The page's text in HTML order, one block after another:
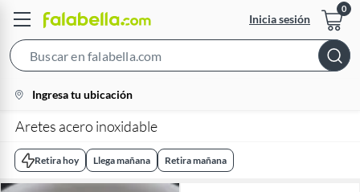
Inicia sesión
Bar
location-
icon
Ingresa tu ubicación
Aretes acero inoxidable
Retira hoy Llega mañana Retira mañana